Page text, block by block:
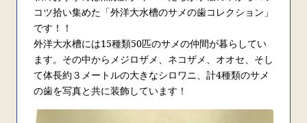
コツ拾い集めた「外洋大水槽のサメの歯コレクション」
です！！
外洋大水槽には15種類50匹のサメの仲間が暮らしてい
ます。その中からメジロザメ、ネコザメ、オオセ、そし
て体長約３メートルの大きなシロワニ、計4種類のサメ
の歯を写真と共に装飾しています！